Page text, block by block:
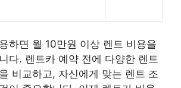
하면 월 10만원 이상 렌트 비용을
다. 렌트카 예약 전에 다양한 렌트
비교하고, 자신에게 맞는 렌트 조